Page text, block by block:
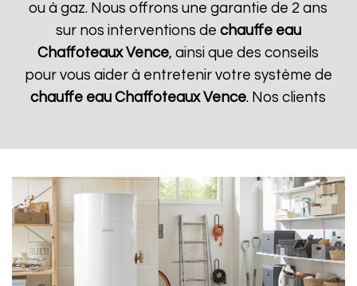
ou à gaz. Nous offrons une garantie de 2 ans
sur nos interventions de chauffe eau
Chaffoteaux Vence, ainsi que des conseils
pour vous aider à entretenir votre système de
chauffe eau Chaffoteaux Vence. Nos clients